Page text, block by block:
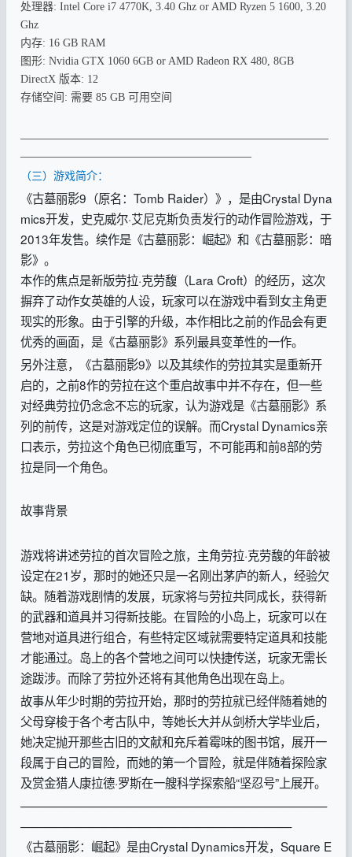
处理器: Intel Core i7 4770K, 3.40 Ghz or AMD Ryzen 5 1600, 3.20
Ghz
内存: 16 GB RAM
图形: Nvidia GTX 1060 6GB or AMD Radeon RX 480, 8GB
DirectX 版本: 12
存储空间: 需要 85 GB 可用空间
————————————————————————————
—————————————————————
（三）游戏简介：
《古墓丽影9（原名：Tomb Raider）》，是由Crystal Dyna
mics开发，史克威尔·艾尼克斯负责发行的动作冒险游戏，于
2013年发售。续作是《古墓丽影：崛起》和《古墓丽影：暗
影》。
本作的焦点是新版劳拉·克劳馥（Lara Croft）的经历，这次
摒弃了动作女英雄的人设，玩家可以在游戏中看到女主角更
现实的形象。由于引擎的升级，本作相比之前的作品会有更
优秀的画面，是《古墓丽影》系列最具变革性的一作。
另外注意，《古墓丽影9》以及其续作的劳拉其实是重新开
启的，之前8作的劳拉在这个重启故事中并不存在，但一些
对经典劳拉仍念念不忘的玩家，认为游戏是《古墓丽影》系
列的前传，这是对游戏定位的误解。而Crystal Dynamics亲
口表示，劳拉这个角色已彻底重写，不可能再和前8部的劳
拉是同一个角色。
故事背景
游戏将讲述劳拉的首次冒险之旅，主角劳拉·克劳馥的年龄被
设定在21岁，那时的她还只是一名刚出茅庐的新人，经验欠
缺。随着游戏剧情的发展，玩家将与劳拉共同成长，获得新
的武器和道具并习得新技能。在冒险的小岛上，玩家可以在
营地对道具进行组合，有些特定区域就需要特定道具和技能
才能通过。岛上的各个营地之间可以快捷传送，玩家无需长
途跋涉。而除了劳拉外还将有其他角色出现在岛上。
故事从年少时期的劳拉开始，那时的劳拉就已经伴随着她的
父母穿梭于各个考古队中，等她长大并从剑桥大学毕业后，
她决定抛开那些古旧的文献和充斥着霉味的图书馆，展开一
段属于自己的冒险，而她的第一个冒险，就是伴随着探险家
及赏金猎人康拉德·罗斯在一艘科学探索船“坚忍号”上展开。
——————————————————————————
———————————————————————
《古墓丽影：崛起》是由Crystal Dynamics开发，Square E